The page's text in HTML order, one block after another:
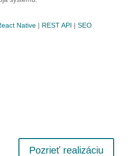
Native| REST API | SEO
Pozrieť realizáciu